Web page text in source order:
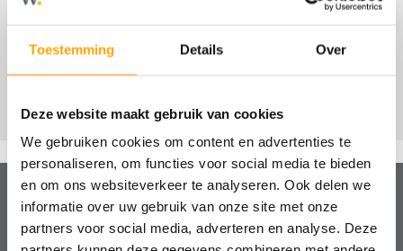
Toestemming Details Over
Deze website maakt gebruik van cookies
We gebruiken cookies om content en advertenties te
personaliseren, om functies voor social media te bieden
en om ons websiteverkeer te analyseren. Ook delen we
informatie over uw gebruik van onze site met onze
partners voor social media, adverteren en analyse. Deze